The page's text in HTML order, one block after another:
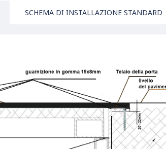
SCHEMA DI INSTALLAZIONE STANDARD